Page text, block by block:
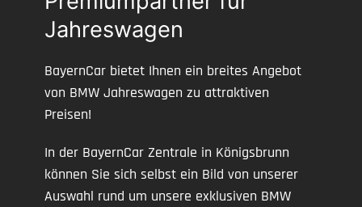
Jahreswagen
BayernCar bietet Ihnen ein breites Angebot
von BMW Jahreswagen zu attraktiven
Preisen!
In der BayernCar Zentrale in Königsbrunn
können Sie sich selbst ein Bild von unserer
Auswahl rund um unsere exklusiven BMW